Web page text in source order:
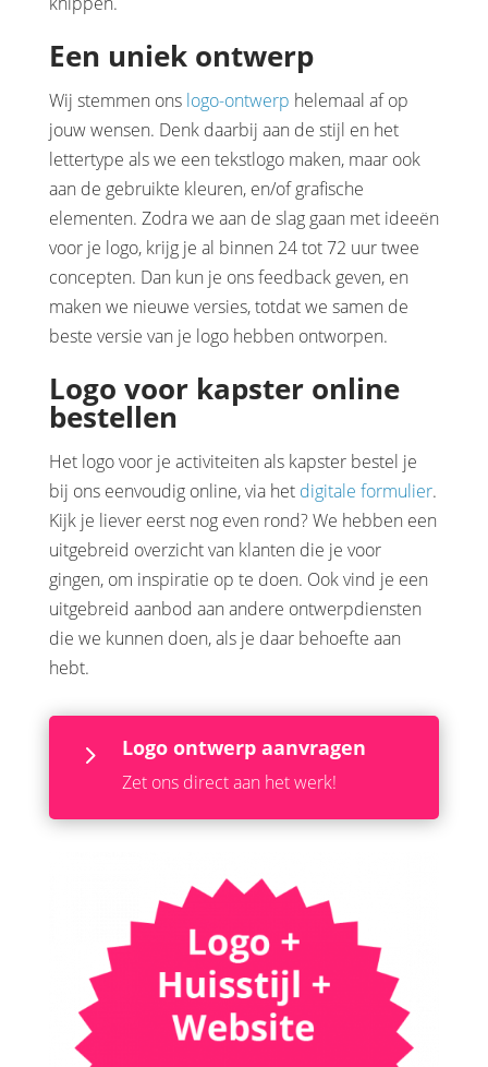
Een uniek ontwerp
Wij stemmen ons logo-ontwerp helemaal af op
jouw wensen. Denk daarbij aan de stijl en het
lettertype als we een tekstlogo maken, maar ook
aan de gebruikte kleuren, en/of grafische
elementen. Zodra we aan de slag gaan met ideeën
voor je logo, krijg je al binnen 24 tot 72 uur twee
concepten. Dan kun je ons feedback geven, en
maken we nieuwe versies, totdat we samen de
beste versie van je logo hebben ontworpen.
Logo voor kapster online
bestellen
Het logo voor je activiteiten als kapster bestel je
bij ons eenvoudig online, via het digitale formulier.
Kijk je liever eerst nog even rond? We hebben een
uitgebreid overzicht van klanten die je voor
gingen, om inspiratie op te doen. Ook vind je een
uitgebreid aanbod aan andere ontwerpdiensten
die we kunnen doen, als je daar behoefte aan
hebt.
5 Logo ontwerp aanvragen
Zet ons direct aan het werk!